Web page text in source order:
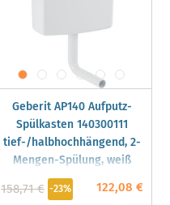
Geberit AP140 Aufputz-
Spülkasten 140300111
tief-/halbhochhängend, 2-
Mengen-Spülung, weiß
122,08 €
158,71 € -23%